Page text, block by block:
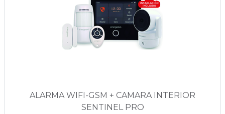
ALARMA WIFI-GSM + CAMARA INTERIOR
SENTINEL PRO